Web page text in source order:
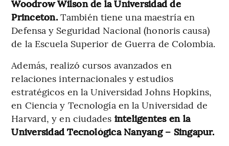
Woodrow Wilson de la Universidad de
Princeton.También tiene una maestría en
Defensa y Seguridad Nacional (honoris causa)
de la Escuela Superior de Guerra de Colombia.
Además, realizó cursos avanzados en
relaciones internacionales y estudios
estratégicos en la Universidad Johns Hopkins,
en Ciencia y Tecnología en la Universidad de
Harvard, y en ciudades inteligentes en la
Universidad Tecnológica Nanyang – Singapur.